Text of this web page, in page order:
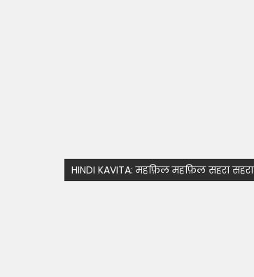
HINDI KAVITA: महफ़िल महफ़िल सहरा सहरा